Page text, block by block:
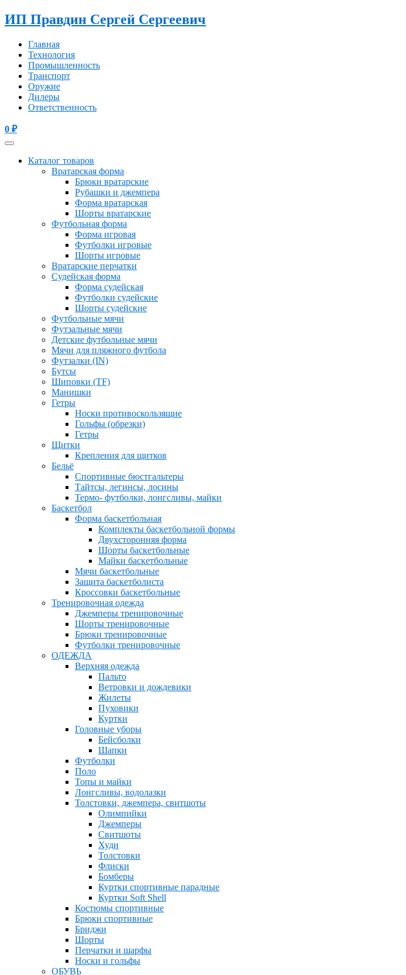
ИП Правдин Сергей Сергеевич
Главная
Технология
Промышленность
Транспорт
Оружие
Дилеры
Ответственность
0 ₽
Каталог товаров
Вратарская форма
Брюки вратарские
Рубашки и джемпера
Форма вратарская
Шорты вратарские
Футбольная форма
Форма игровая
Футболки игровые
Шорты игровые
Вратарские перчатки
Судейская форма
Форма судейская
Футболки судейские
Шорты судейские
Футбольные мячи
Футзальные мячи
Детские футбольные мячи
Мячи для пляжного футбола
Футзалки (IN)
Бутсы
Шиповки (TF)
Манишки
Гетры
Носки противоскользящие
Гольфы (обрезки)
Гетры
Щитки
Крепления для щитков
Бельё
Спортивные бюстгальтеры
Тайтсы, легинсы, лосины
Термо- футболки, лонгсливы, майки
Баскетбол
Форма баскетбольная
Комплекты баскетбольной формы
Двухсторонняя форма
Шорты баскетбольные
Майки баскетбольные
Мячи баскетбольные
Защита баскетболиста
Кроссовки баскетбольные
Тренировочная одежда
Джемперы тренировочные
Шорты тренировочные
Брюки тренировочные
Футболки тренировочные
ОДЕЖДА
Верхняя одежда
Пальто
Ветровки и дождевики
Жилеты
Пуховики
Куртки
Головные уборы
Бейсболки
Шапки
Футболки
Поло
Топы и майки
Лонгсливы, водолазки
Толстовки, джемпера, свитшоты
Олимпийки
Джемперы
Свитшоты
Худи
Толстовки
Флиски
Бомберы
Куртки спортивные парадные
Куртки Soft Shell
Костюмы спортивные
Брюки спортивные
Бриджи
Шорты
Перчатки и шарфы
Носки и гольфы
ОБУВЬ